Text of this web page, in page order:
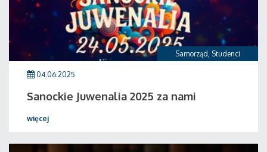
Samorząd, Studenci
04.06.2025
Sanockie Juwenalia 2025 za nami
więcej